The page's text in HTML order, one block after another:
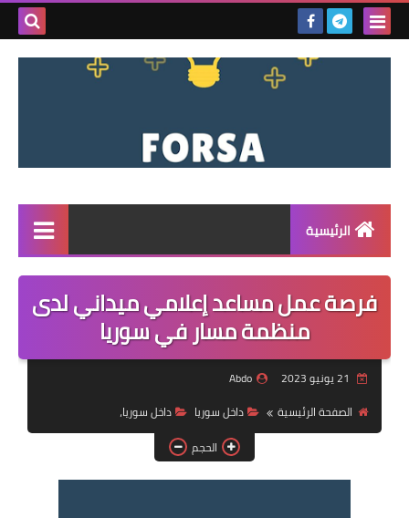
بحث
الرئيسية
القائمة
مناقصات
فرص عمل داخل سوريا
فرص عمل في العراق
فرص عمل في اليمن
فرصة عمل مساعد إعلامي ميداني لدى
منظمة مسار في سوريا
Abdo
الصفحة الرئيسية
داخل سوريا
داخل سوريا،
الحجم